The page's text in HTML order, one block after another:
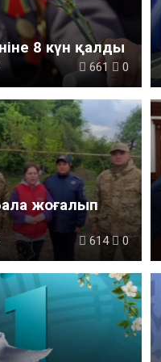
8 күн қалды
661 0
жоғалып
614 0